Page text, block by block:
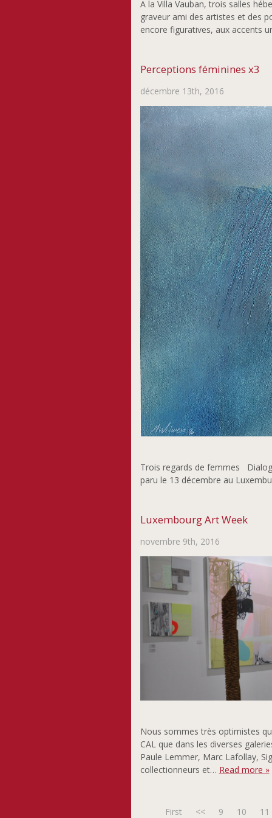
A la Villa Vauban, trois salles
graveur ami des artistes et des
encore figuratives, aux accents
Perceptions féminines x3
décembre 13th, 2016
Trois regards de femmes
paru le 13 décembre au
Luxembourg Art Week
novembre 9th, 2016
Nous sommes très optimistes
CAL que dans les diverses
Paule Lemmer, Marc Lafollay,
collectionneurs et… Read more »
First << 9 10 11